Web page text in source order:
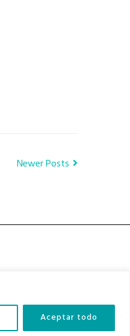
Aceptar todo
Newer Posts